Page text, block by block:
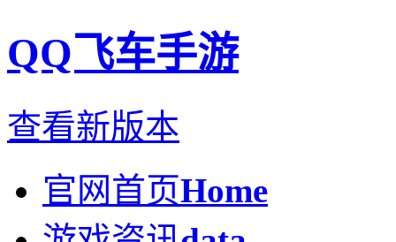
QQ飞车手游
查看新版本
官网首页Home